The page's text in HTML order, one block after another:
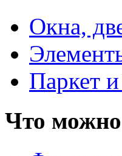
Окна,
Паркет
Что можно